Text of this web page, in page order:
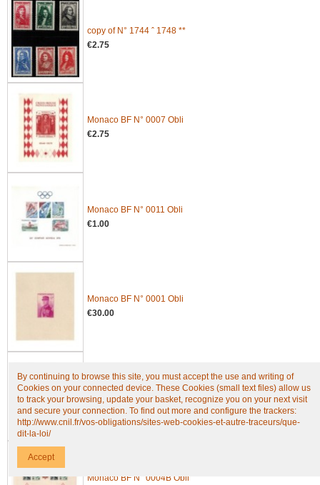
copy of N° 1744 ˆ 1748 **
€2.75
Monaco BF N° 0007 Obli
€2.75
Monaco BF N° 0011 Obli
€1.00
Monaco BF N° 0001 Obli
€30.00
Monaco BF N° 0002 Obli
€7.50
Monaco BF N° 0004B Obli
By continuing to browse this site, you must accept the use and writing of
Cookies on your connected device. These Cookies (small text files) allow us
to track your browsing, update your basket, recognize you on your next visit
and secure your connection. To find out more and configure the trackers:
http://www.cnil.fr/vos-obligations/sites-web-cookies-et-autre-traceurs/que-
dit-la-loi/
Accept